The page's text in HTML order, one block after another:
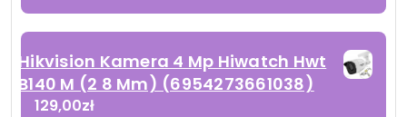
Hikvision Kamera 4 Mp Hiwatch Hwt
B140 M (2 8 Mm) (6954273661038)
129,00zł